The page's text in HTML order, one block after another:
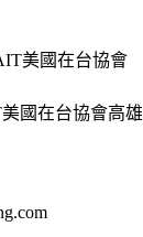
美國在台協會
國在台協會高